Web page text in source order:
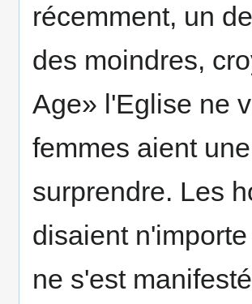
récemment, un
des moindres,
Age» l'Eglise ne
femmes aient
surprendre. Les
disaient
ne s'est